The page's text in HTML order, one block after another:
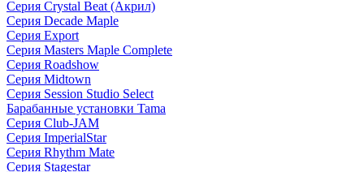
Серия Crystal Beat (Акрил)
Серия Decade Maple
Серия Export
Серия Masters Maple Complete
Серия Roadshow
Серия Midtown
Серия Session Studio Select
Барабанные установки Tama
Серия Club-JAM
Серия ImperialStar
Серия Rhythm Mate
Серия Stagestar